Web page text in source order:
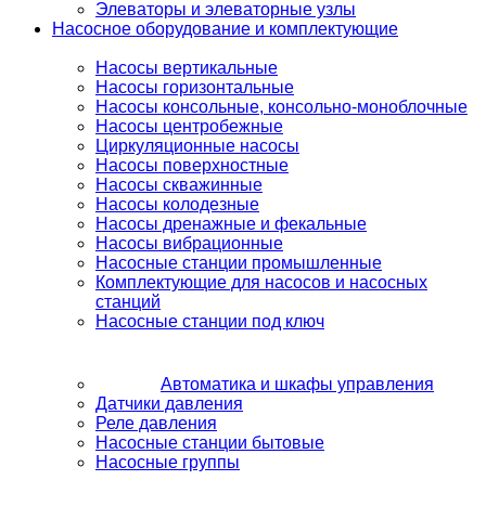
Элеваторы и элеваторные узлы
Насосное оборудование и комплектующие
Насосы вертикальные
Насосы горизонтальные
Насосы консольные, консольно-моноблочные
Насосы центробежные
Циркуляционные насосы
Насосы поверхностные
Насосы скважинные
Насосы колодезные
Насосы дренажные и фекальные
Насосы вибрационные
Насосные станции промышленные
Комплектующие для насосов и насосных
станций
Насосные станции под ключ
Автоматика и шкафы управления
Датчики давления
Реле давления
Насосные станции бытовые
Насосные группы